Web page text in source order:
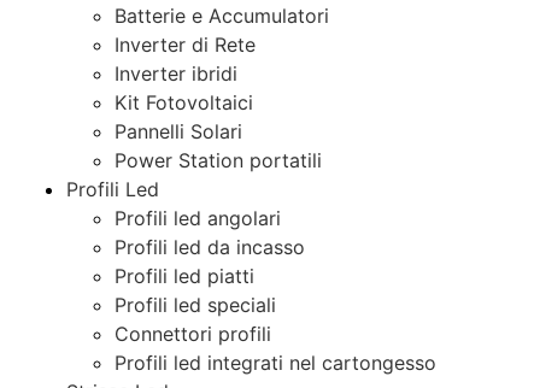
Batterie e Accumulatori
Inverter di Rete
Inverter ibridi
Kit Fotovoltaici
Pannelli Solari
Power Station portatili
Profili Led
Profili led angolari
Profili led da incasso
Profili led piatti
Profili led speciali
Connettori profili
Profili led integrati nel cartongesso